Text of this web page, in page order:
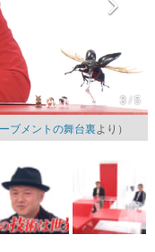
3 / 5
ブメントの舞台裏より）